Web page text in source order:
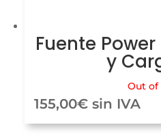
Fuente
y
Out of
155,00€ sin IVA